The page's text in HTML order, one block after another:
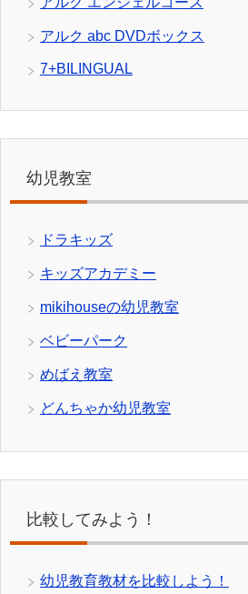
アルク abc DVDボックス
7+BILINGUAL
幼児教室
ドラキッズ
キッズアカデミー
mikihouseの幼児教室
ベビーパーク
めばえ教室
どんちゃか幼児教室
比較してみよう！
幼児教育教材を比較しよう！